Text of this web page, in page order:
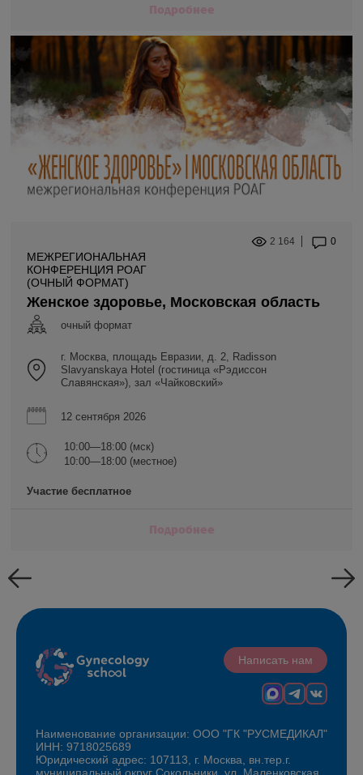
Подробнее
2 164 0
МЕЖРЕГИОНАЛЬНАЯ
КОНФЕРЕНЦИЯ РОАГ
(ОЧНЫЙ ФОРМАТ)
Женское здоровье, Московская область
очный формат
г. Москва, площадь Евразии, д. 2, Radisson
Slavyanskaya Hotel (гостиница «Рэдиссон
Славянская»), зал «Чайковский»
12 сентября 2026
10:00—18:00 (мск)
10:00—18:00 (местное)
Участие бесплатное
Подробнее
Написать нам
Наименование организации: ООО "ГК "РУСМЕДИКАЛ"
ИНН: 9718025689
Юридический адрес: 107113, г. Москва, вн.тер.г.